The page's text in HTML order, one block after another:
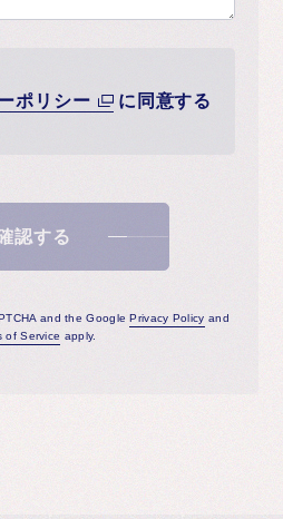
ポリシー に同意する
認する
and the Google Privacy Policy and
of Service apply.